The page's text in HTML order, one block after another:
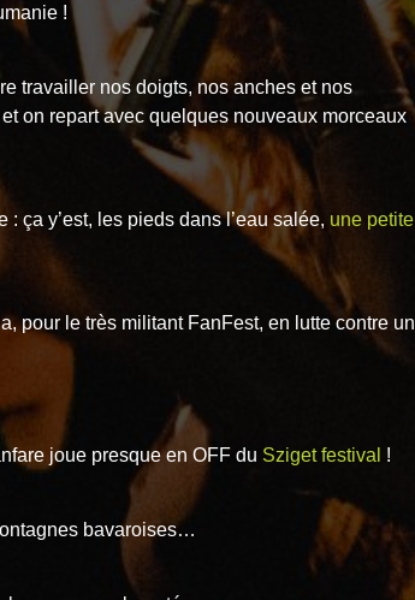
!
travailler nos doigts, nos anches et nos
et on repart avec quelques nouveaux morceaux
ça y’est, les pieds dans l’eau salée, une petite
pour le très militant FanFest, en lutte contre un
joue presque en OFF du Sziget festival !
bavaroises…